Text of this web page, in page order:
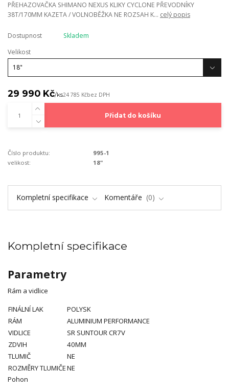
PŘEHAZOVAČKA SHIMANO NEXUS KLIKY CYCLONE PŘEVODNÍKY
38T/170MM KAZETA / VOLNOBĚŽKA NE ROZSAH K... celý popis
Dostupnost
Skladem
Velikost
29 990 Kč/ks24 785 Kčbez DPH
Přidat do košíku
Číslo produktu:
995-1
velikost:
18"
Kompletní specifikace Komentáře 0
Kompletní specifikace
Parametry
Rám a vidlice
FINÁLNÍ LAK
POLYSK
RÁM
ALUMINIUM PERFORMANCE
VIDLICE
SR SUNTOUR CR7V
ZDVIH
40MM
TLUMIČ
NE
ROZMĚRY TLUMIČENE
Pohon